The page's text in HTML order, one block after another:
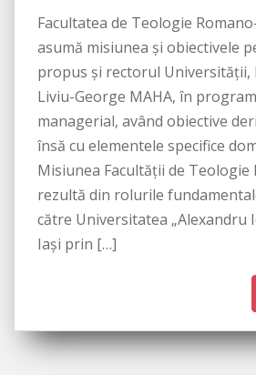
Facultatea de Teologie
asumă misiunea și obiectivele
propus și rectorul Universității,
Liviu-George MAHA, în
managerial, având obiective
însă cu elementele specifice
Misiunea Facultății de Teologie
rezultă din rolurile
către Universitatea „Alexandru
Iași prin […]